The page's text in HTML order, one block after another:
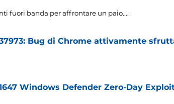
fuori banda per affrontare un paio....
37973: Bug di Chrome attivamente
1647 Windows Defender Zero-Day